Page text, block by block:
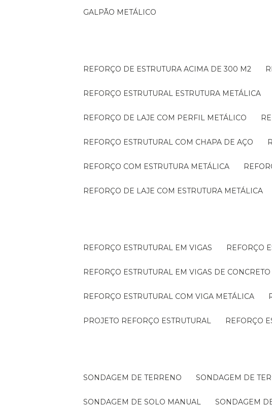
GALPÃO METÁLICO
REFORÇO DE ESTRUTURA ACIMA DE 300 M2
REFORÇO ESTRUTURAL ESTRUTURA METÁLICA
REFORÇO DE LAJE COM PERFIL METÁLICO
REFORÇO ESTRUTURAL COM CHAPA DE AÇO
REFORÇO COM ESTRUTURA METÁLICA
REFORÇO DE LAJE COM ESTRUTURA METÁLICA
REFORÇO ESTRUTURAL EM VIGAS REFORÇO
REFORÇO ESTRUTURAL EM VIGAS DE CONCRETO
REFORÇO ESTRUTURAL COM VIGA METÁLICA
PROJETO REFORÇO ESTRUTURAL REFORÇO
SONDAGEM DE TERRENO SONDAGEM DE
SONDAGEM DE SOLO MANUAL SONDAGEM